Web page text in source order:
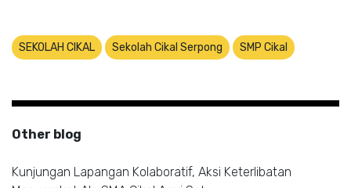
SEKOLAH CIKAL Sekolah Cikal Serpong SMP Cikal
Other blog
Kunjungan Lapangan Kolaboratif, Aksi Keterlibatan